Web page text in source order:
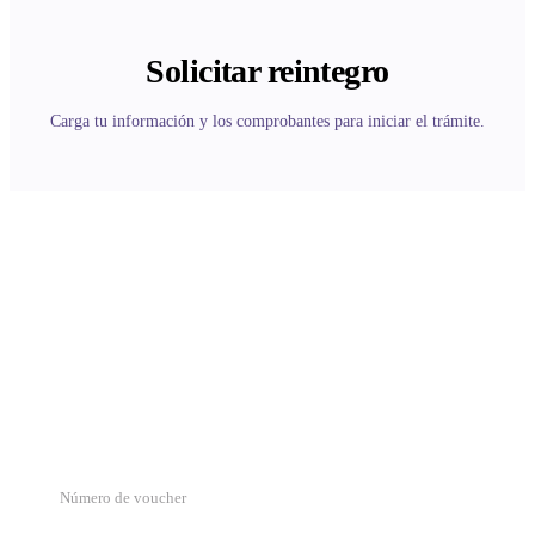
Solicitar reintegro
Carga tu información y los comprobantes para iniciar el trámite.